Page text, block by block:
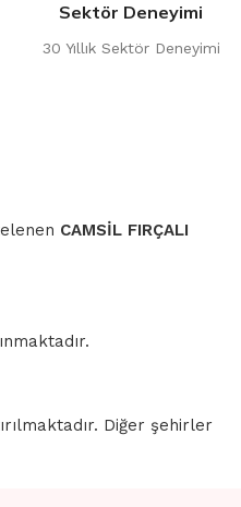
Sektör Deneyimi
30 Yıllık Sektör Deneyimi
CAMSİL FIRÇALI
Diğer şehirler